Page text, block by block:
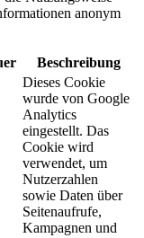
anonym
Beschreibung
Dieses Cookie
wurde von Google
Analytics
eingestellt. Das
Cookie wird
verwendet, um
Nutzerzahlen
sowie Daten über
Seitenaufrufe,
Kampagnen und